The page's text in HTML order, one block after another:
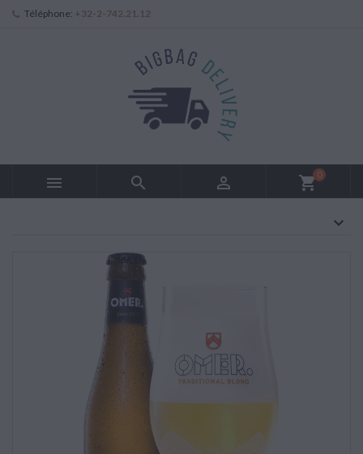
Téléphone: +32-2-742.21.12
   shopping_cart0